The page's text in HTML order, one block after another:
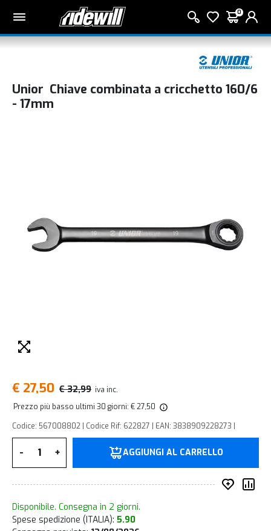
0
Unior Chiave combinata a cricchetto 160/6
- 17mm
€ 27,50 € 32,99 iva inc.
Prezzo più basso ultimi 30 giorni: € 27,50
Codice: 567008802 | Codice Rif: 622827 | EAN: 3838909228273 |
- + AGGIUNGI AL CARRELLO
Disponibile. Consegna in 2 giorni.
Spese spedizione (ITALIA): 5.90